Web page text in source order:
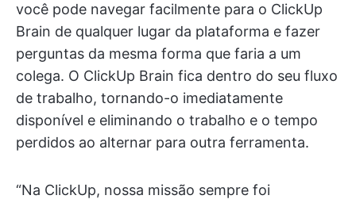
você pode navegar facilmente para o ClickUp
Brain de qualquer lugar da plataforma e fazer
perguntas da mesma forma que faria a um
colega. O ClickUp Brain fica dentro do seu fluxo
de trabalho, tornando-o imediatamente
disponível e eliminando o trabalho e o tempo
perdidos ao alternar para outra ferramenta.
“Na ClickUp, nossa missão sempre foi